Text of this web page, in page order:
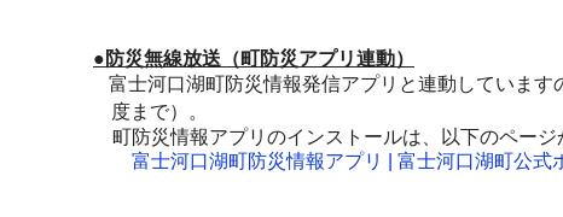
●防災無線放送（町防災アプリ連動）
富士河口湖町防災情報発信アプリと連動していま
度まで）。
町防災情報アプリのインストールは、以下のページ
富士河口湖町防災情報アプリ | 富士河口湖町公式